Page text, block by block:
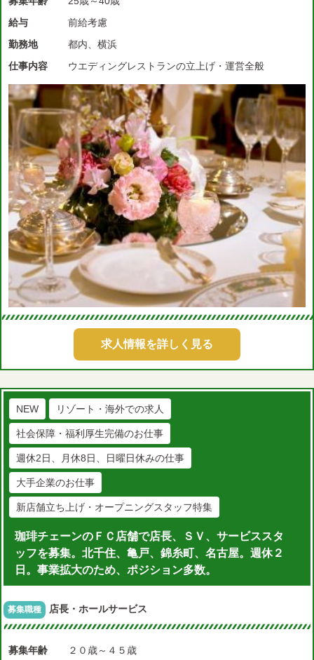
給与
前給考慮
勤務地
都内、横浜
仕事内容
ウエディングレストランの立上げ・運営全般
求人情報を詳しく見る
NEW リゾート・海外での求人
社会保障・福利厚生完備のお仕事
週休2日、月休8日、日曜日休みの仕事
大手企業のお仕事
新店舗立ち上げ・オープニングスタッフ特集
珈琲チェーンのＦＣ店舗で店長、ＳＶ、サービススタ
ッフを募集。北千住、亀戸、錦糸町、名古屋。週休２
日。事業拡大のため、ポジション多数。
募集職種 店長・ホールサービス
募集年齢
２０歳～４５歳